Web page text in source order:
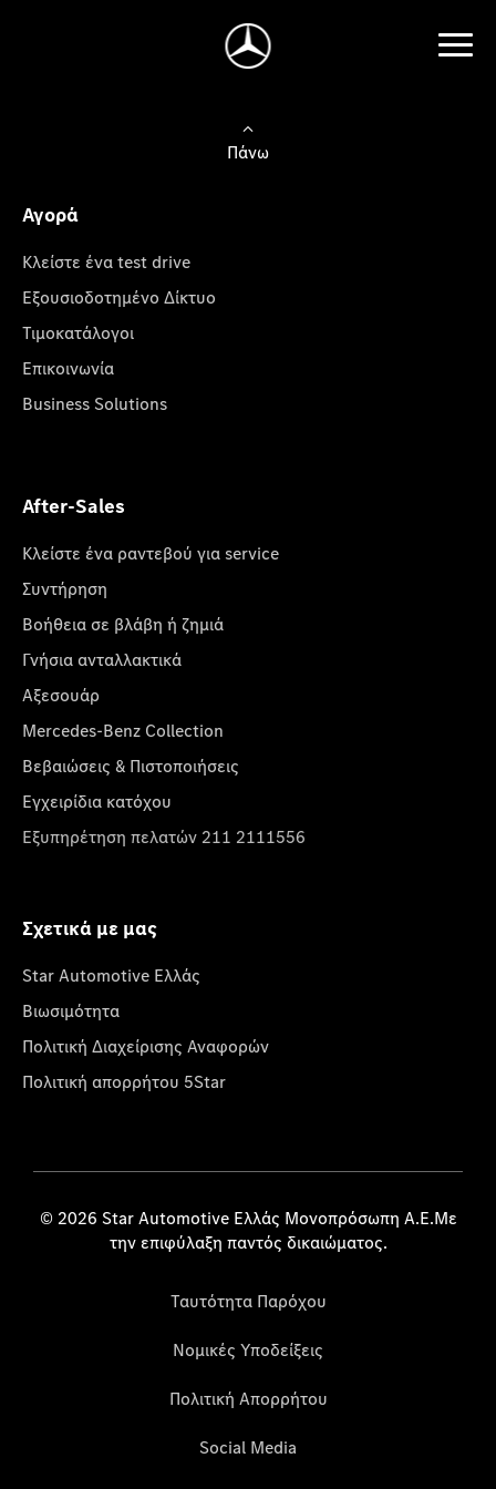
Πάνω
Αγορά
Κλείστε ένα test drive
Εξουσιοδοτημένο Δίκτυο
Τιμοκατάλογοι
Επικοινωνία
Business Solutions
After-Sales
Κλείστε ένα ραντεβού για service
Συντήρηση
Βοήθεια σε βλάβη ή ζημιά
Γνήσια ανταλλακτικά
Αξεσουάρ
Mercedes-Benz Collection
Βεβαιώσεις & Πιστοποιήσεις
Εγχειρίδια κατόχου
Εξυπηρέτηση πελατών 211 2111556
Σχετικά με μας
Star Automotive Ελλάς
Βιωσιμότητα
Πολιτική Διαχείρισης Αναφορών
Πολιτική απορρήτου 5Star
© 2026 Star Automotive Ελλάς Μονοπρόσωπη Α.Ε.Με
την επιφύλαξη παντός δικαιώματος.
Ταυτότητα Παρόχου
Νομικές Υποδείξεις
Πολιτική Απορρήτου
Social Media